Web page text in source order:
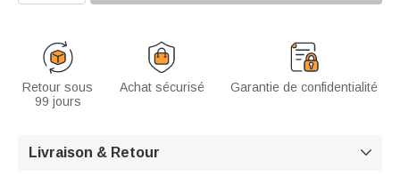
Retour sous
99 jours
Achat sécurisé Garantie de confidentialité
Livraison & Retour 